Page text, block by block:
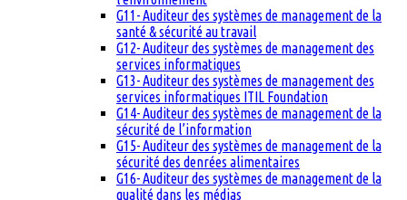
G11- Auditeur des systèmes de management de la
santé & sécurité au travail
G12- Auditeur des systèmes de management des
services informatiques
G13- Auditeur des systèmes de management des
services informatiques ITIL Foundation
G14- Auditeur des systèmes de management de la
sécurité de l’information
G15- Auditeur des systèmes de management de la
sécurité des denrées alimentaires
G16- Auditeur des systèmes de management de la
qualité dans les médias